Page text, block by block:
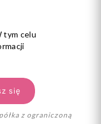
tym celu
z ograniczoną